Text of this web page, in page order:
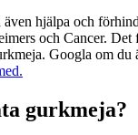
hjälpa och
och Cancer. Det
Googla om du
gurkmeja?